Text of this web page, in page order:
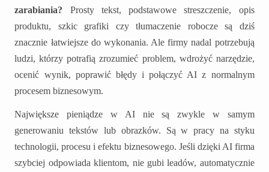
zarabiania? Prosty tekst, podstawowe streszczenie, opis
produktu, szkic grafiki czy tłumaczenie robocze są dziś
znacznie łatwiejsze do wykonania. Ale firmy nadal potrzebują
ludzi, którzy potrafią zrozumieć problem, wdrożyć narzędzie,
ocenić wynik, poprawić błędy i połączyć AI z normalnym
procesem biznesowym.
Największe pieniądze w AI nie są zwykle w samym
generowaniu tekstów lub obrazków. Są w pracy na styku
technologii, procesu i efektu biznesowego. Jeśli dzięki AI firma
szybciej odpowiada klientom, nie gubi leadów, automatycznie